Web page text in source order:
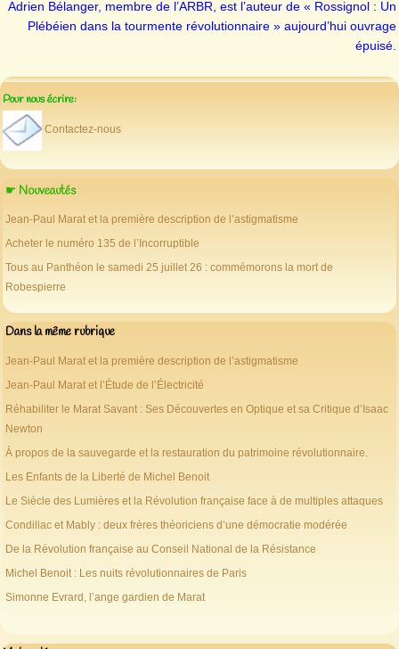
Adrien Bélanger, membre de l’ARBR, est l’auteur de « Rossignol : Un
Plébéien dans la tourmente révolutionnaire » aujourd’hui ouvrage
épuisé.
Pour nous écrire:
Contactez-nous
☛ Nouveautés
Jean-Paul Marat et la première description de l’astigmatisme
Acheter le numéro 135 de l’Incorruptible
Tous au Panthéon le samedi 25 juillet 26 : commémorons la mort de
Robespierre
Dans la même rubrique
Jean-Paul Marat et la première description de l’astigmatisme
Jean-Paul Marat et l’Étude de l’Électricité
Réhabiliter le Marat Savant : Ses Découvertes en Optique et sa Critique d’Isaac
Newton
À propos de la sauvegarde et la restauration du patrimoine révolutionnaire.
Les Enfants de la Liberté de Michel Benoit
Le Siècle des Lumières et la Révolution française face à de multiples attaques
Condillac et Mably : deux frères théoriciens d’une démocratie modérée
De la Révolution française au Conseil National de la Résistance
Michel Benoit : Les nuits révolutionnaires de Paris
Simonne Evrard, l’ange gardien de Marat